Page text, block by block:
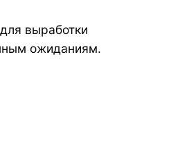
выработки
ожиданиям.